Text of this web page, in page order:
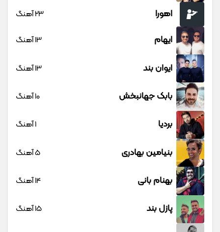
اهورا 23 آهنگ
ایهام 13 آهنگ
ایوان بند 13 آهنگ
بابک جهانبخش 10 آهنگ
بردیا 1 آهنگ
بنیامین بهادری 5 آهنگ
بهنام بانی 14 آهنگ
پازل بند 15 آهنگ